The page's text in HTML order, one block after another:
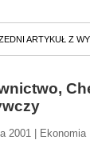
ARTYKUŁ Z
2001 | Ekonomia